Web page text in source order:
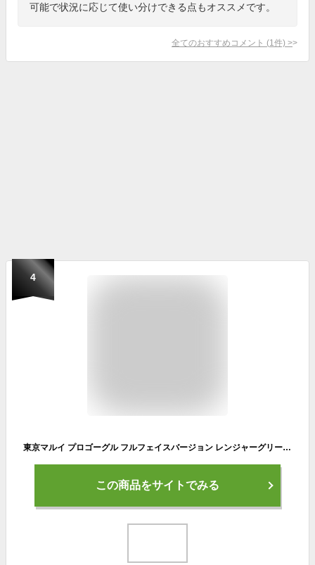
可能で状況に応じて使い分けできる点もオススメです。
全てのおすすめコメント (1 件) >
4
東京マルイ プロゴーグル フルフェイスバージョン レンジャーグリーン （サバゲー マスク ゴーグル ）
この商品をサイトでみる